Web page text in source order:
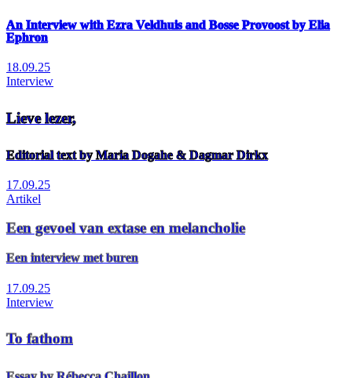
An Interview with Ezra Veldhuis and Bosse Provoost by Elia
Ephron
18.09.25
Interview
Lieve lezer,
Editorial text by Maria Dogahe & Dagmar Dirkx
17.09.25
Artikel
Een gevoel van extase en melancholie
Een interview met buren
17.09.25
Interview
To fathom